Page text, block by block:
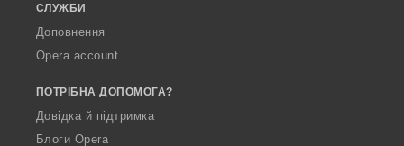
СЛУЖБИ
Доповнення
Opera account
ПОТРІБНА ДОПОМОГА?
Довідка й підтримка
Блоги Opera